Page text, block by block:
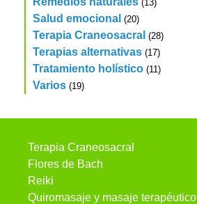
(13)
Salud emocional (20)
Terapia Craneosacral (28)
Terapias alternativas (17)
Tratamiento holístico (11)
Varios (19)
Terapia Craneosacral
Flores de Bach
Reiki
Quiromasaje y masaje terapéutico